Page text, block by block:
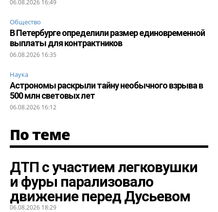
06.08.2026 16:49
Общество
В Петербурге определили размер единовременной
выплаты для контрактников
06.08.2026 16:35
Наука
Астрономы раскрыли тайну необычного взрыва в
500 млн световых лет
06.08.2026 16:12
По теме
ДТП с участием легковушки
и фуры парализовало
движение перед Дусьевом
06.08.2026 18:29